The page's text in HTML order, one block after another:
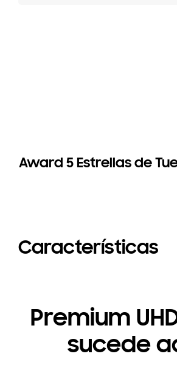
Award 5 Estrellas de
Características
Premium
sucede